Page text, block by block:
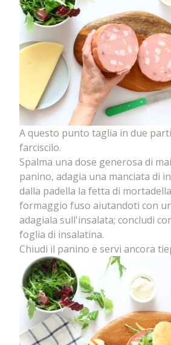
A questo punto taglia in due
farciscilo.
Spalma una dose generosa di
panino, adagia una manciata di
dalla padella la fetta di
formaggio fuso aiutandoti con
adagiala sull'insalata; concludi
foglia di insalatina.
Chiudi il panino e servi ancora